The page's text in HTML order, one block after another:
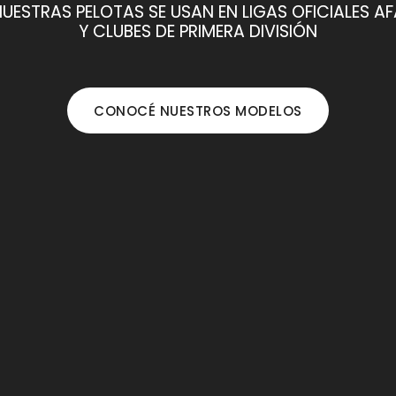
PELOTAS SE USAN EN LIGAS OFICIALES
Y CLUBES DE PRIMERA DIVISIÓN
CONOCÉ NUESTROS MODELOS